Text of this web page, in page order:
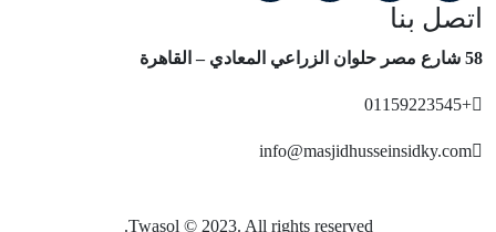
اتصل بنا
58 شارع مصر حلوان الزراعي المعادي – القاهرة
+01159223545
info@masjidhusseinsidky.com
Twasol © 2023. All rights reserved.